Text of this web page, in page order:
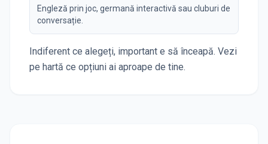
Engleză prin joc, germană interactivă sau cluburi de
conversație.
Indiferent ce alegeți, important e să înceapă. Vezi
pe hartă ce opțiuni ai aproape de tine.